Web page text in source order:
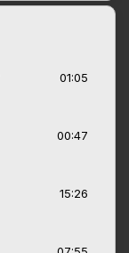
01:05
00:47
15:26